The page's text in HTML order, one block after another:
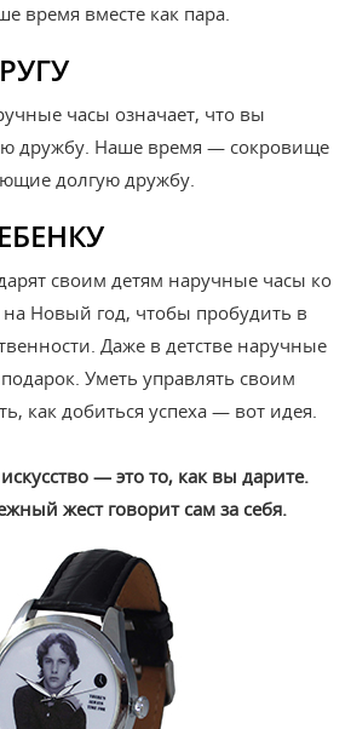
время вместе как пара.
часы означает, что вы
дружбу. Наше время — сокровище
долгую дружбу.
своим детям наручные часы ко
Новый год, чтобы пробудить в
Даже в детстве наручные
Уметь управлять своим
как добиться успеха — вот идея.
— это то, как вы дарите.
жест говорит сам за себя.